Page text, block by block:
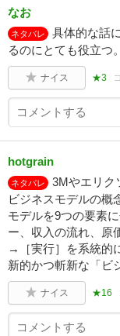
なお
ネタバレ
具体的な話
るのにとても役立つ
ナイス ★3
hotgrain
ネタバレ
3Mやエリク
ビジネスモデルの概
モデルを9つの要素
ー、収入の流れ、原
→［実行］を系統的
新的かつ斬新な「ビ
ナイス ★16